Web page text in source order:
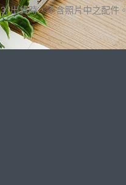
3.出貨時，不含照片中之配件。